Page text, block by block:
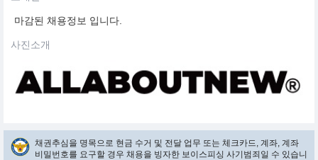
마감된 채용정보 입니다.
사진소개
채권추심을 명목으로 현금 수거 및 전달 업무 또는 체크카드, 계좌, 계좌
비밀번호를 요구할 경우 채용을 빙자한 보이스피싱 사기범죄일 수 있습니